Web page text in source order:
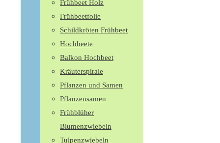
Frühbeet Holz
Frühbeetfolie
Schildkröten Frühbeet
Hochbeete
Balkon Hochbeet
Kräuterspirale
Pflanzen und Samen
Pflanzensamen
Frühblüher
Blumenzwiebeln
Tulpenzwiebeln